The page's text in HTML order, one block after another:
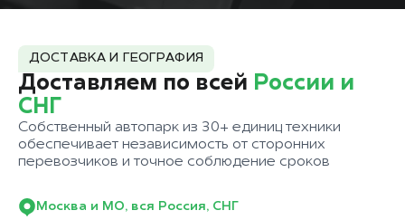
ДОСТАВКА И ГЕОГРАФИЯ
Доставляем по всей России и
СНГ
Собственный автопарк из 30+ единиц техники
обеспечивает независимость от сторонних
перевозчиков и точное соблюдение сроков
Москва и МО, вся Россия, СНГ